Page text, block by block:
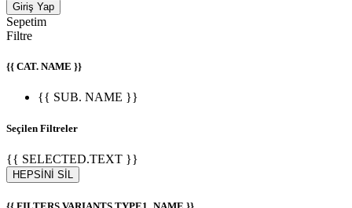
Giriş Yap
Sepetim
Filtre
{{ CAT. NAME }}
{{ SUB. NAME }}
Seçilen Filtreler
{{ SELECTED.TEXT }}
HEPSİNİ SİL